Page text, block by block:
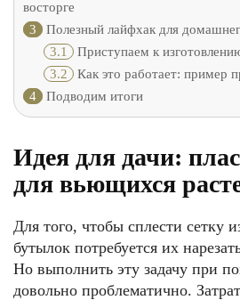
восторге
3
Полезный лайфхак для
3.1 Приступаем к
3.2 Как это работает: пример
4
Подводим итоги
Идея для дачи:
для вьющихся
Для того, чтобы сплести сетку
бутылок потребуется их
Но выполнить эту задачу при
довольно проблематично.